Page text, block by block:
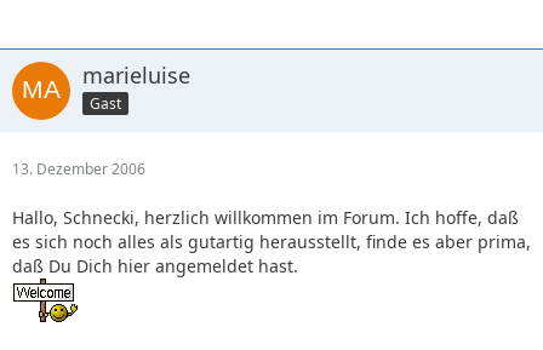
marieluise
Gast
13. Dezember 2006
Hallo, Schnecki, herzlich willkommen im Forum. Ich hoffe, daß
es sich noch alles als gutartig herausstellt, finde es aber prima,
daß Du Dich hier angemeldet hast.